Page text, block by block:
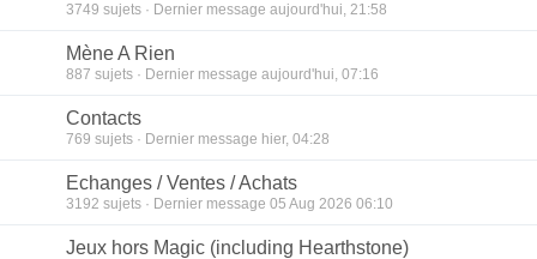
3749 sujets · Dernier message aujourd'hui, 21:58
Mène A Rien
887 sujets · Dernier message aujourd'hui, 07:16
Contacts
769 sujets · Dernier message hier, 04:28
Echanges / Ventes / Achats
3192 sujets · Dernier message 05 Aug 2026 06:10
Jeux hors Magic (including Hearthstone)